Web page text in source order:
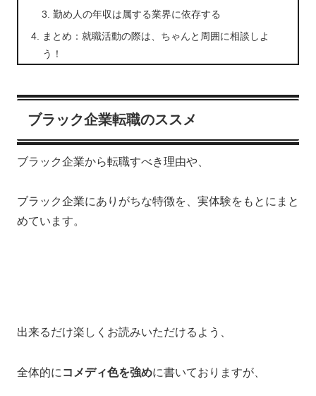
勤め人の年収は属する業界に依存する
まとめ：就職活動の際は、ちゃんと周囲に相談しよ
う！
ブラック企業転職のススメ
ブラック企業から転職すべき理由や、
ブラック企業にありがちな特徴を、実体験をもとにまと
めています。
出来るだけ楽しくお読みいただけるよう、
全体的に コメディ色を強めに書いておりますが、